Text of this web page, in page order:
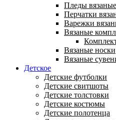
Пледы вязаные
Перчатки
Варежки
Вязаные
Вязаные носки
Вязаные
Детское
Детские футболки
Детские свитшоты
Детские толстовки
Детские костюмы
Детские полотенца